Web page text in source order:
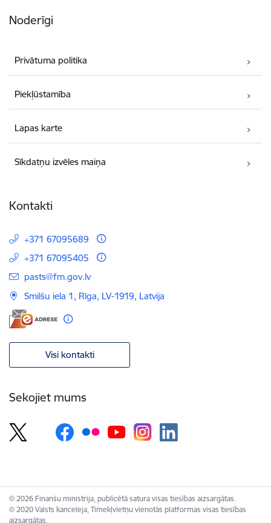
Noderīgi
Privātuma politika
Piekļūstamība
Lapas karte
Sīkdatņu izvēles maiņa
Kontakti
+371 67095689
+371 67095405
E-pasts:
pasts@fm.gov.lv
Smilšu iela 1, Rīga, LV-1919, Latvija
Visi kontakti
Sekojiet mums
© 2026 Finanšu ministrija, publicētā satura visas tiesības aizsargātas.
© 2020 Valsts kanceleja, Tīmekļvietņu vienotās platformas visas tiesības
aizsargātas.